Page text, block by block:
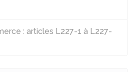
: articles L227-1 à L227-